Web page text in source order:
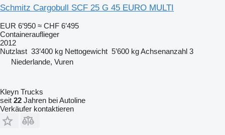
Schmitz Cargobull SCF 25 G 45 EURO MULTI
EUR 6’950 ≈ CHF 6’495
Containerauflieger
2012
Nutzlast 33’400 kg Nettogewicht 5’600 kgAchsenanzahl 3
Niederlande, Vuren
Kleyn Trucks
seit 22 Jahren bei Autoline
Verkäufer kontaktieren